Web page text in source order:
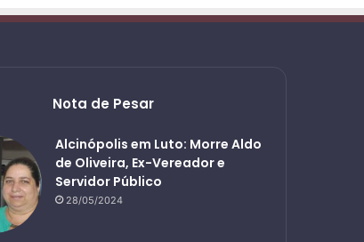
Nota de Pesar
Alcinópolis em Luto: Morre Aldo
de Oliveira, Ex-Vereador e
Servidor Público
28/05/2024